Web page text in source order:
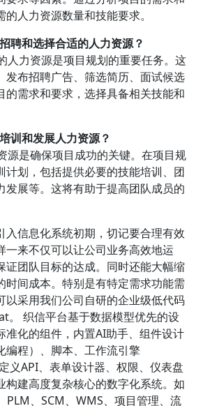
人力资源数量和技能要求。
聘和选择合适的人力资源？
人力资源是项目规划的重要任务。这
发布招聘广告、筛选简历、面试候选
的需求和要求，选择具备相关技能和
训和发展人力资源？
源是确保项目成功的关键。在项目规
计划，包括提供必要的技能培训、团
发展等。这将有助于提高团队成员的
入信息化系统初期，切记要合理有效
一来不仅可以让公司业务高效地运
证团队目标的达成。同时还能大幅缩
时间成本。特别是有特定需求功能需
以采用我们公司自研的企业级低代码
。 织信平台基于数据模型优先的设
准化的组件，内置AI助手、组件设计
编程）、脚本、工作流引擎
义API、表单设计器、权限、仪表盘
构建高度复杂核心的数字化系统。如
PLM、SCM、WMS、项目管理、流